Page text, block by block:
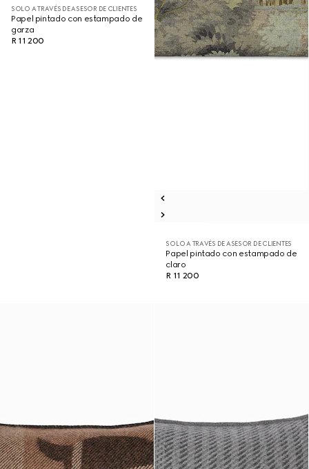
SOLO A TRAVÉS DE ASESOR DE CLIENTES
Papel pintado con estampado de
garza
R 11 200
SOLO A TRAVÉS DE ASESOR DE CLIENTES
Papel pintado con estampado de
claro
R 11 200